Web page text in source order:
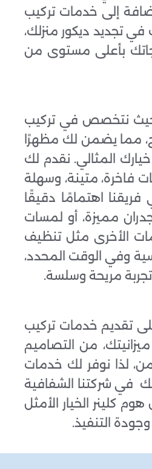
إلى خدمات تركيب
في تجديد ديكور منزلك،
بأعلى مستوى من
حيث نتخصص في تركيب
مما يضمن لك مظهرًا
المثالي. نقدم لك
فاخرة، متينة، وسهلة
اهتمامًا دقيقًا
مميزة، أو لمسات
الأخرى مثل تنظيف
وفي الوقت المحدد،
مريحة وسلسة.
تقديم خدمات تركيب
من التصاميم
لذا نوفر لك خدمات
في شركتنا الشفافية
كلينر الخيار الأمثل
التنفيذ.